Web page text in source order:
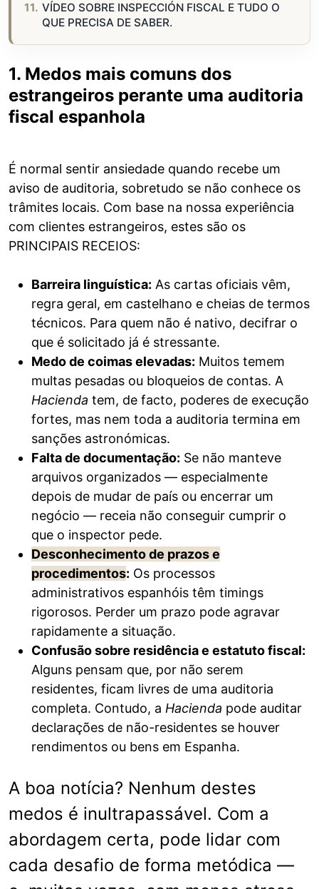
VÍDEO SOBRE INSPECCIÓN FISCAL E TUDO O
QUE PRECISA DE SABER.
1. Medos mais comuns dos
estrangeiros perante uma auditoria
fiscal espanhola
É normal sentir ansiedade quando recebe um
aviso de auditoria, sobretudo se não conhece os
trâmites locais. Com base na nossa experiência
com clientes estrangeiros, estes são os
PRINCIPAIS RECEIOS:
Barreira linguística: As cartas oficiais vêm,
regra geral, em castelhano e cheias de termos
técnicos. Para quem não é nativo, decifrar o
que é solicitado já é stressante.
Medo de coimas elevadas: Muitos temem
multas pesadas ou bloqueios de contas. A
Hacienda tem, de facto, poderes de execução
fortes, mas nem toda a auditoria termina em
sanções astronómicas.
Falta de documentação: Se não manteve
arquivos organizados — especialmente
depois de mudar de país ou encerrar um
negócio — receia não conseguir cumprir o
que o inspector pede.
Desconhecimento de prazos e
procedimentos: Os processos
administrativos espanhóis têm timings
rigorosos. Perder um prazo pode agravar
rapidamente a situação.
Confusão sobre residência e estatuto fiscal:
Alguns pensam que, por não serem
residentes, ficam livres de uma auditoria
completa. Contudo, a Hacienda pode auditar
declarações de não-residentes se houver
rendimentos ou bens em Espanha.
A boa notícia? Nenhum destes
medos é inultrapassável. Com a
abordagem certa, pode lidar com
cada desafio de forma metódica —